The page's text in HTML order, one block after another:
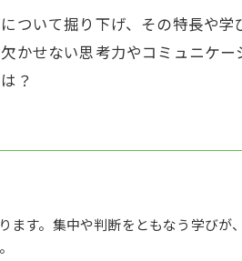
ついて掘り下げ、その特長や学
かせない思考力やコミュニケー
？
ます。集中や判断をともなう学びが